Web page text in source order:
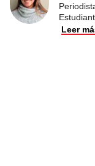
Leer